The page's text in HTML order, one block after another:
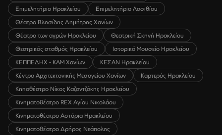
Επιμελητήριο Ηρακλείου
Επιμελητήριο Λασιθίου
Θέατρο Βλησίδης Δημήτρης Χανίων
Θέατρο των αγρών Ηρακλείου
Θεατρική Σκηνή Ηρακλείου
Θεατρικός σταθμός Ηρακλείου
Ιστορικό Μουσείο Ηρακλείου
ΚΕΠΠΕΔΗΧ - ΚΑΜ Χανίων
ΚΕΣΑΝ Ηρακλείου
Κέντρο Αρχιτεκτονικής Μεσογείου Χανίων
Καρτερός Ηρακλείου
Κηποθέατρο Νίκος Καζαντζάκης Ηρακλείου
Κινηματοθέατρο REX Αγίου Νικολάου
Κινηματοθέατρο Αστόρια Ηρακλείου
Κινηματοθέατρο Δρήρος Νεάπολης